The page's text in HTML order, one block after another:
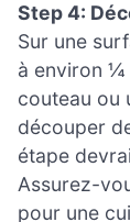
Step 4:
Sur une
à environ ¼
couteau ou
découper
étape
Assurez-
pour une